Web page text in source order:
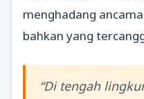
menghadang
bahkan yang
“Di tengah